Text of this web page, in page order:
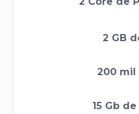
2 GB
200 mil
15 Gb